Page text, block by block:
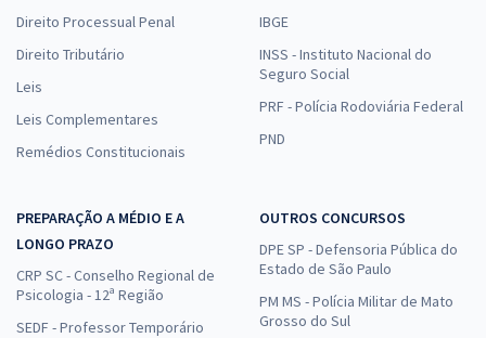
Direito Processual Penal
Direito Tributário
Leis
Leis Complementares
Remédios Constitucionais
IBGE
INSS - Instituto Nacional do
Seguro Social
PRF - Polícia Rodoviária Federal
PND
PREPARAÇÃO A MÉDIO E A
LONGO PRAZO
CRP SC - Conselho Regional de
Psicologia - 12ª Região
SEDF - Professor Temporário
OUTROS CONCURSOS
DPE SP - Defensoria Pública do
Estado de São Paulo
PM MS - Polícia Militar de Mato
Grosso do Sul